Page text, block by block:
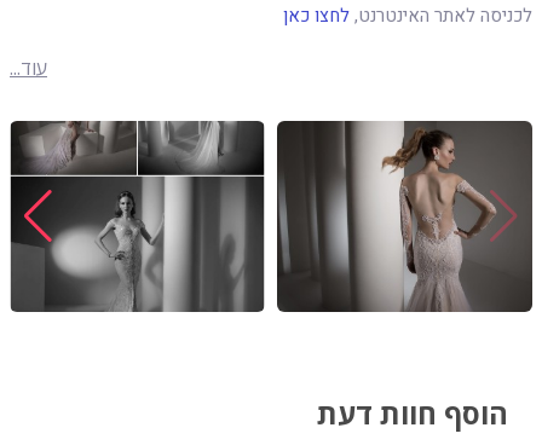
לכניסה לאתר האינטרנט,לחצו כאן
עוד...
הוסף חוות דעת